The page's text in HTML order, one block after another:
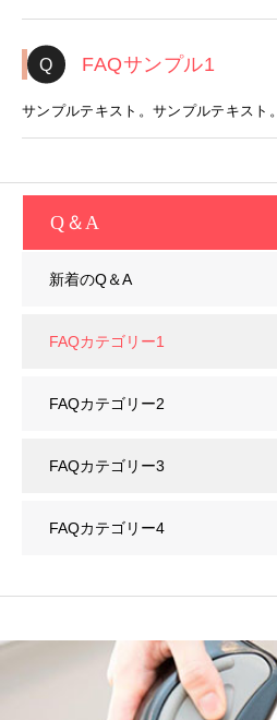
FAQサンプル1
サンプルテキスト。サンプルテキスト。
Q＆A
新着のQ＆A
FAQカテゴリー1
FAQカテゴリー2
FAQカテゴリー3
FAQカテゴリー4